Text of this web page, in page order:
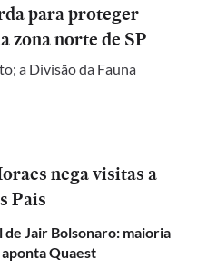
para proteger
zona norte de SP
a Divisão da Fauna
nega visitas a
Pais
Jair Bolsonaro: maioria
Quaest